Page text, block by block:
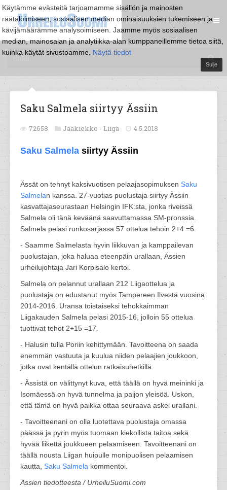
Käytämme evästeitä tarjoamamme sisällön ja mainosten
räätälöimiseen, sosiaalisen median ominaisuuksien tukemiseen ja
kävijämäärämme analysoimiseen. Jaamme myös sosiaalisen
median, mainosalan ja analytiikka-alan kumppaneillemme tietoa siitä,
kuinka käytät sivustoamme. Näytä tiedot
Sulje
Saku Salmela siirtyy Ässiin
72658 Jääkiekko - Liiga 4.5.2018
Saku Salmela siirtyy Ässiin
Ässät on tehnyt kaksivuotisen pelaajasopimuksen Saku
Salmelan kanssa. 27-vuotias puolustaja siirtyy Ässiin
kasvattajaseurastaan Helsingin IFK:sta, jonka riveissä
Salmela oli tänä keväänä saavuttamassa SM-pronssia.
Salmela pelasi runkosarjassa 57 ottelua tehoin 2+4 =6.
- Saamme Salmelasta hyvin liikkuvan ja kamppailevan
puolustajan, joka haluaa eteenpäin urallaan, Ässien
urheilujohtaja Jari Korpisalo kertoi.
Salmela on pelannut urallaan 212 Liigaottelua ja
puolustaja on edustanut myös Tampereen Ilvestä vuosina
2014-2016. Uransa toistaiseksi tehokkaimman
Liigakauden Salmela pelasi 2015-16, jolloin 55 ottelua
tuottivat tehot 2+15 =17.
- Halusin tulla Poriin kehittymään. Tavoitteena on saada
enemmän vastuuta ja kuulua niiden pelaajien joukkoon,
jotka ovat kentällä ottelun ratkaisuhetkillä.
- Ässistä on välittynyt kuva, että täällä on hyvä meininki ja
Isomäessä on hyvä tunnelma ja paljon yleisöä. Uskon,
että tämä on hyvä paikka ottaa seuraava askel urallani.
- Tavoitteenani on olla luotettava puolustaja omassa
päässä ja pyrin myös tuomaan kiekollista taitoa sekä
hyvää liikettä joukkueen pelaamiseen. Tavoitteenani on
täällä nousta Liigan huipulle monipuolisen pelaamisen
kautta, Saku Salmela kommentoi.
Ässien tiedotteesta / UrheiluSuomi.com